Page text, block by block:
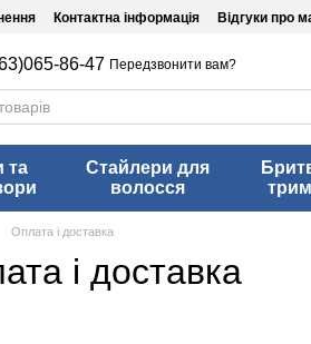
Контактна інформація Відгуки про
86-47 Передзвонити вам?
та
Стайлери для
волосся
Оплата і доставка
і доставка